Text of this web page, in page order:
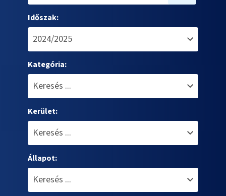
Időszak:
Kategória:
Kerület:
Állapot: